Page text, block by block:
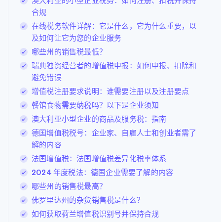
合规
在线税务软件详解：它是什么，它为什么重要，以
及如何让它为您的企业服务
哪些州的销售税最低？
瑞典独资经营者的增值税申报：如何申报、扣除和
避免错误
增值税注册要求说明：谁需要注册以及注册要点
餐馆食物需要纳税吗？以下是企业须知
澳大利亚小型企业的商品及服务税：指南
德国增值税税号：企业家、自雇人士和创业者需了
解的内容
法国增值税：法国增值税差异化税率体系
2024 年度税法：德国企业需要了解的内容
哪些州的销售税最高？
佛罗里达州的杂货销售税是什么？
如何获取荷兰增值税识别号并保持合规